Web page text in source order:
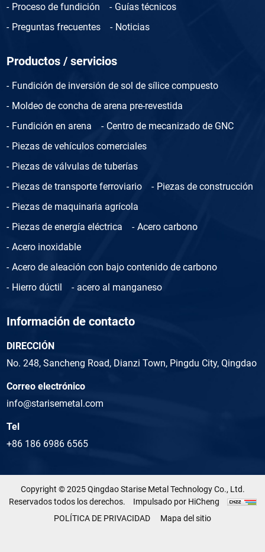
Proceso de fundición
Guías técnicos
Preguntas frecuentes
Noticias
Productos / servicios
Fundición de inversión de sol de sílice compuesto
Moldeo de concha de arena pre-revestida
Fundición en arena
Centro de mecanizado de GNC
Piezas de vehículos comerciales
Piezas de válvulas de tuberías
Piezas de transporte ferroviario
Piezas de construcción
Piezas de maquinaria agrícola
Piezas de energía eléctrica
Acero carbono
Acero inoxidable
Acero de aleación con bajo contenido de carbono
Hierro dúctil
acero al manganeso
Información de contacto
DIRECCIÓN
No. 248, Sancheng Road, Dianzi Town, Pingdu City, Qingdao
Correo electrónico
info@starisemetal.com
Tel
+86 186 6986 6565
Copyright © 2025 Qingdao Starise Metal Technology Co., Ltd.
Reservados todos los derechos.
Impulsado por HiCheng
POLÍTICA DE PRIVACIDAD
Mapa del sitio